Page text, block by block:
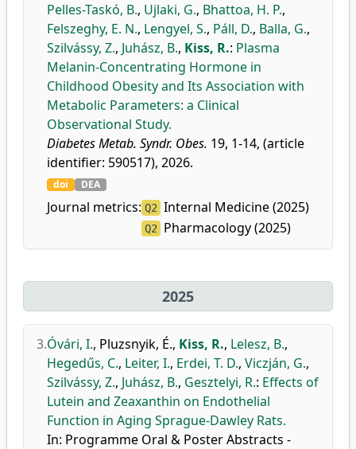
Pelles-Taskó, B., Ujlaki, G., Bhattoa, H. P.,
Felszeghy, E. N., Lengyel, S., Páll, D., Balla, G.,
Szilvássy, Z., Juhász, B., Kiss, R.: Plasma
Melanin-Concentrating Hormone in
Childhood Obesity and Its Association with
Metabolic Parameters: a Clinical
Observational Study.
Diabetes Metab. Syndr. Obes. 19, 1-14, (article
identifier: 590517), 2026.
doi DEA
Journal metrics: Q2 Internal Medicine (2025)
Q2 Pharmacology (2025)
2025
3.Óvári, I., Pluzsnyik, É., Kiss, R., Lelesz, B.,
Hegedűs, C., Leiter, I., Erdei, T. D., Viczján, G.,
Szilvássy, Z., Juhász, B., Gesztelyi, R.: Effects of
Lutein and Zeaxanthin on Endothelial
Function in Aging Sprague-Dawley Rats.
In: Programme Oral & Poster Abstracts -